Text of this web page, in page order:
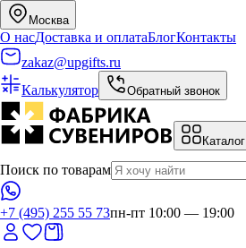
Москва
О насДоставка и оплатаБлогКонтакты
zakaz@upgifts.ru
Калькулятор
Обратный звонок
Каталог
Поиск по товарам
+7 (495) 255 55 73пн-пт 10:00 — 19:00